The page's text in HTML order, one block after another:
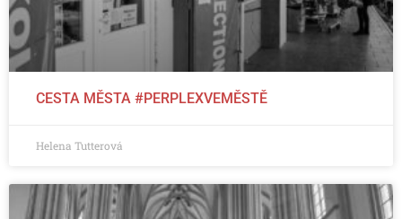
CESTA MĚSTA #PERPLEXVEMĚSTĚ
Helena Tutterová